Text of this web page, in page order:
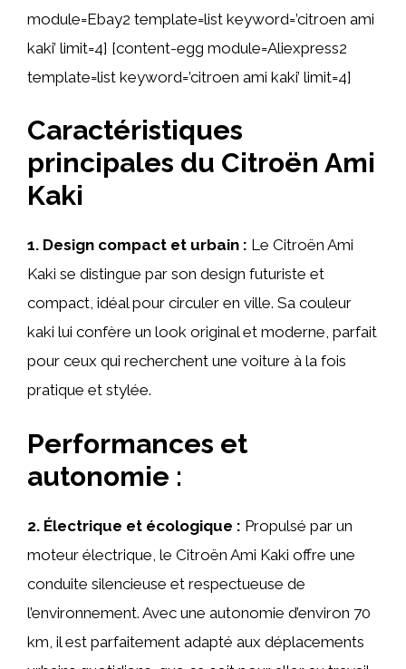
module=Ebay2 template=list keyword=’citroen ami
kaki’ limit=4] [content-egg module=Aliexpress2
template=list keyword=’citroen ami kaki’ limit=4]
Caractéristiques
principales du Citroën Ami
Kaki
1. Design compact et urbain : Le Citroën Ami
Kaki se distingue par son design futuriste et
compact, idéal pour circuler en ville. Sa couleur
kaki lui confère un look original et moderne, parfait
pour ceux qui recherchent une voiture à la fois
pratique et stylée.
Performances et
autonomie :
2. Électrique et écologique : Propulsé par un
moteur électrique, le Citroën Ami Kaki offre une
conduite silencieuse et respectueuse de
l’environnement. Avec une autonomie d’environ 70
km, il est parfaitement adapté aux déplacements